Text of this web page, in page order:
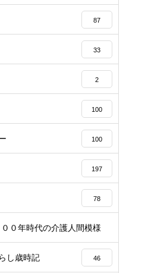
87
33
2
100
100
197
78
０年時代の介護人間模様
し歳時記 46